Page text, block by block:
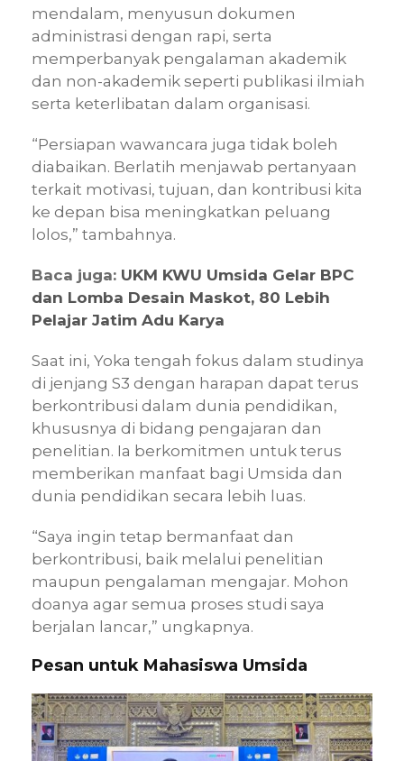
mendalam, menyusun dokumen
administrasi dengan rapi, serta
memperbanyak pengalaman akademik
dan non-akademik seperti publikasi ilmiah
serta keterlibatan dalam organisasi.
“Persiapan wawancara juga tidak boleh
diabaikan. Berlatih menjawab pertanyaan
terkait motivasi, tujuan, dan kontribusi kita
ke depan bisa meningkatkan peluang
lolos,” tambahnya.
Baca juga: UKM KWU Umsida Gelar BPC
dan Lomba Desain Maskot, 80 Lebih
Pelajar Jatim Adu Karya
Saat ini, Yoka tengah fokus dalam studinya
di jenjang S3 dengan harapan dapat terus
berkontribusi dalam dunia pendidikan,
khususnya di bidang pengajaran dan
penelitian. Ia berkomitmen untuk terus
memberikan manfaat bagi Umsida dan
dunia pendidikan secara lebih luas.
“Saya ingin tetap bermanfaat dan
berkontribusi, baik melalui penelitian
maupun pengalaman mengajar. Mohon
doanya agar semua proses studi saya
berjalan lancar,” ungkapnya.
Pesan untuk Mahasiswa Umsida